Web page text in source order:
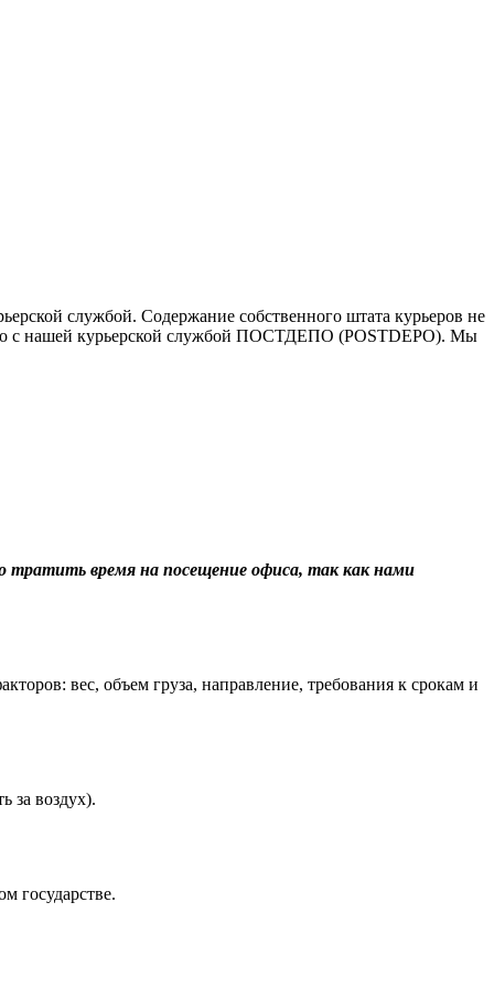
службой. Содержание собственного штата курьеров не
с нашей курьерской службой ПОСТДЕПО (POSTDEPO). Мы
время на посещение офиса, так как нами
вес, объем груза, направление, требования к срокам и
за воздух).
государстве.